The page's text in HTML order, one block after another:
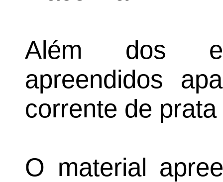
Além dos
apreendidos
corrente de
O material